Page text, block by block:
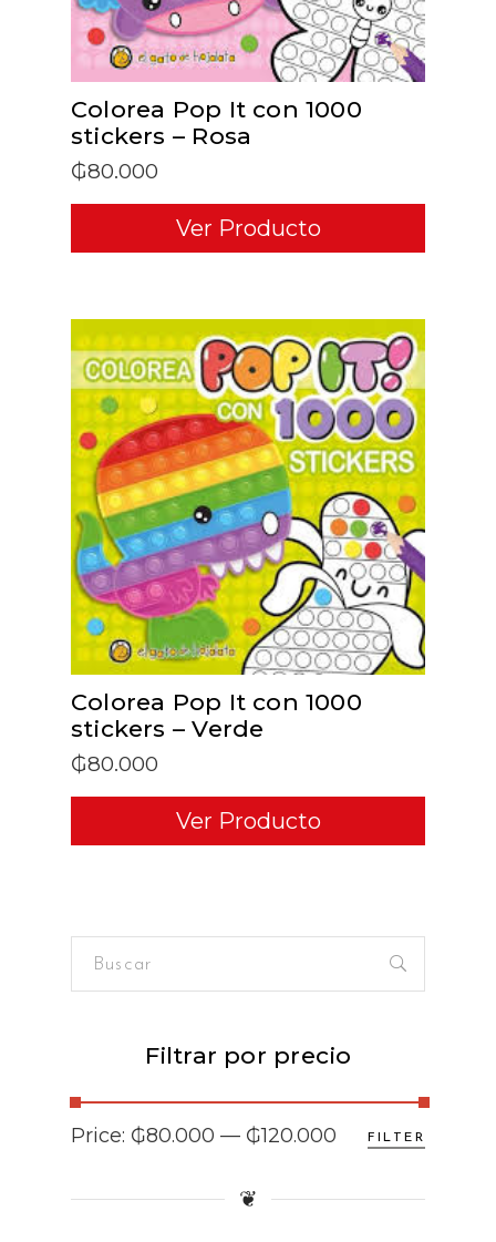
Colorea Pop It con 1000
stickers – Rosa
₲80.000
Ver Producto
ADD TO CART
Colorea Pop It con 1000
stickers – Verde
₲80.000
Ver Producto
Buscar
Filtrar por precio
Min
Max
FILTER
Price: ₲80.000 — ₲120.000
❦